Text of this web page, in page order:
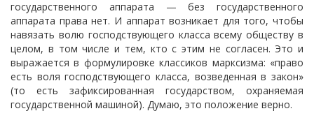
государственного аппарата — без государственного
аппарата права нет. И аппарат возникает для того, чтобы
навязать волю господствующего класса всему обществу в
целом, в том числе и тем, кто с этим не согласен. Это и
выражается в формулировке классиков марксизма: «право
есть воля господствующего класса, возведенная в закон»
(то есть зафиксированная государством, охраняемая
государственной машиной). Думаю, это положение верно.